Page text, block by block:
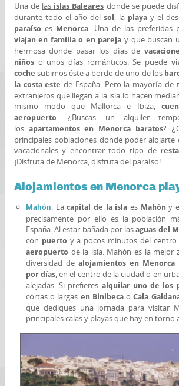
Una de las islas Baleares donde se puede
durante todo el año del sol , la playay el
paraísoes Menorca. Una de las preferidas
viajan en familia o en pareja y que buscan
hermosa donde pasar los días de
niñoso unos días románticos. Se puede
cochesubimos éste a bordo de uno de los
la costa este de España. Pero la mayoría de
extranjeros que llegan a la isla lo hacen
mismo modo que Mallorca e Ibiza,
aeropuerto. ¿Buscas un alquiler
los apartamentos en Menorca baratos?
principales poblaciones donde poder alojarte
vacacionales y encontrar todo tipo de
¡Disfruta de Menorca, disfruta del paraíso!
Alojamientos en Menorca
Mahón. Lacapital de la isla es Mahóny
precisamente por ello es la población
España. Al estar bañada por lasaguas del
con puerto y a pocos minutos del
aeropuerto de la isla. Mahón es la mejor
diversidad de alojamientos en Menorca
por días, en el centro de la ciudad o en
alejadas. Si prefieres alquilar uno de los
cortas o largas en BinibecaoCala
que dediques una jornada para visitar
principales calas y playas que hay en torno